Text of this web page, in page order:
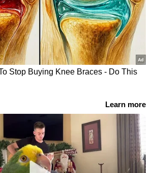
ധരിച്ച് നടക്കുന്നത്
ഇതാണ് വിവാദങ്ങൾക്ക്
പരിസരത്ത് ചെരിപ്പിട്ട്
തിരുപ്പതി ദേവസ്ഥാനം
സെക്യൂരിറ്റി
കിഷോർ പറഞ്ഞതായി
ചെയ്യുന്നു. നടി ചെരിപ്പിട്ട്
സുരക്ഷാ ജീവനക്കാർ
അവർ
അതും വിലക്കിയെന്നും